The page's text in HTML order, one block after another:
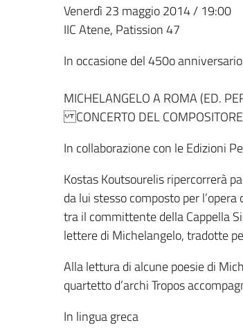
Venerdì 23 maggio 2014 / 19:00
IIC Atene, Patission 47
In occasione del 450o
MICHELANGELO A ROMA (ED.
CONCERTO DEL
In collaborazione con le Edizioni
Kostas Koutsourelis ripercorrerà
da lui stesso composto per
tra il committente della Cappella
lettere di Michelangelo, tradotte
Alla lettura di alcune poesie di
quartetto d’archi Tropos
In lingua greca